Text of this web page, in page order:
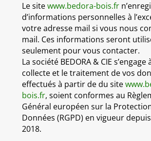
Le sitewww.bedora-bois.fr
d’informations personnelles à
votre adresse mail si vous nous
mail. Ces informations seront
seulement pour vous contacter.
La société BEDORA & CIE s’engage
collecte et le traitement de vos
effectués à partir de du site
bois.fr, soient conformes au
Général européen sur la
Données (RGPD) en vigueur
2018.